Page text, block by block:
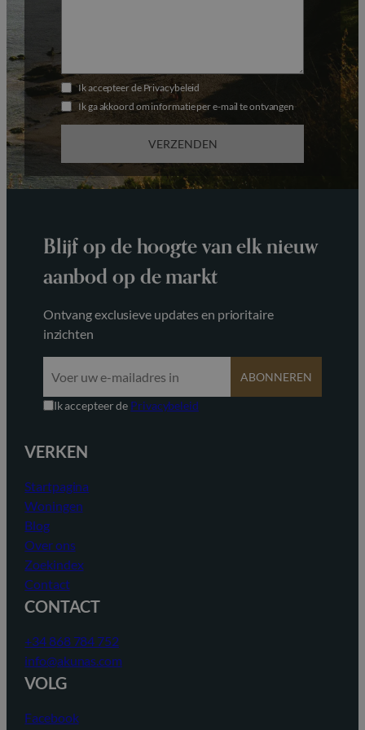
t
a
t
s
+
Ik accepteer de Privacybeleid
Ik ga akkoord om informatie per e-mail te ontvangen
VERZENDEN
Blijf op de hoogte van elk nieuw
aanbod op de markt
Ontvang exclusieve updates en prioritaire
inzichten
ABONNEREN
Ik accepteer de Privacybeleid
VERKEN
Startpagina
Woningen
Blog
Over ons
Zoekindex
Contact
CONTACT
+34 868 784 752
info@akunas.com
VOLG
Facebook